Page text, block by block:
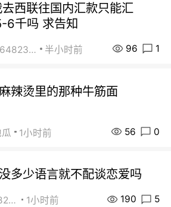
西联往国内汇款只能汇
6千吗 求告知
街友64823891 半小时前 96 1
辣烫里的那种牛筋面
1小时前 56 0
多少语言就不配谈恋爱吗
街友22482465 1小时前 190 5